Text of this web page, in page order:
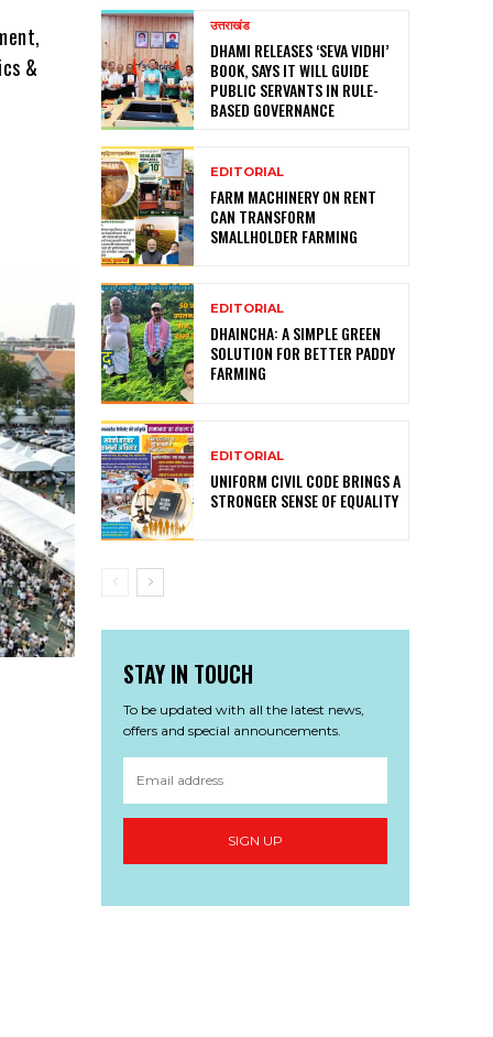
&
उत्तराखंड
DHAMI RELEASES ‘SEVA VIDHI’
BOOK, SAYS IT WILL GUIDE
PUBLIC SERVANTS IN RULE-
BASED GOVERNANCE
EDITORIAL
FARM MACHINERY ON RENT
CAN TRANSFORM
SMALLHOLDER FARMING
EDITORIAL
DHAINCHA: A SIMPLE GREEN
SOLUTION FOR BETTER PADDY
FARMING
EDITORIAL
UNIFORM CIVIL CODE BRINGS A
STRONGER SENSE OF EQUALITY
STAY IN TOUCH
To be updated with all the latest news,
offers and special announcements.
SIGN UP